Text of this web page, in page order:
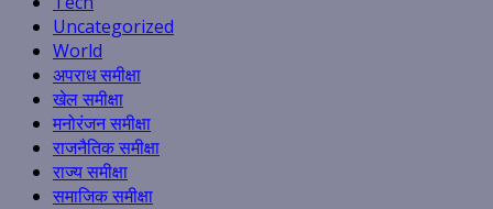
Uncategorized
World
अपराध समीक्षा
खेल समीक्षा
मनोरंजन समीक्षा
राजनैतिक समीक्षा
राज्य समीक्षा
समाजिक समीक्षा